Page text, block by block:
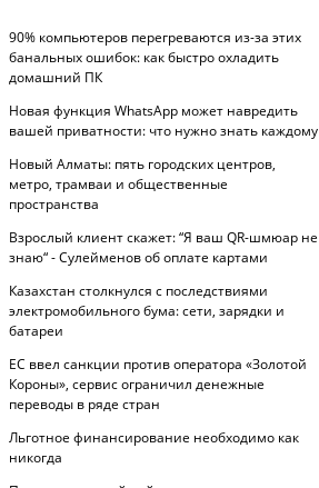
90% компьютеров перегреваются из-за этих
банальных ошибок: как быстро охладить
домашний ПК
Новая функция WhatsApp может навредить
вашей приватности: что нужно знать каждому
Новый Алматы: пять городских центров,
метро, трамваи и общественные
пространства
Взрослый клиент скажет: “Я ваш QR-шмюар не
знаю“ - Сулейменов об оплате картами
Казахстан столкнулся с последствиями
электромобильного бума: сети, зарядки и
батареи
ЕС ввел санкции против оператора «Золотой
Короны», сервис ограничил денежные
переводы в ряде стран
Льготное финансирование необходимо как
никогда